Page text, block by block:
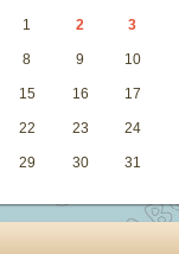
1 2 3
8 9 10
15 16 17
22 23 24
29 30 31